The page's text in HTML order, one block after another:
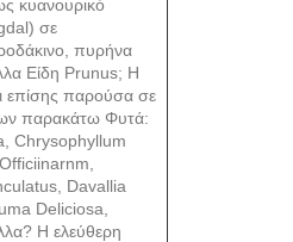
κυανουρικό
σε
πυρήνα
Είδη Prunus; Η
επίσης παρούσα σε
παρακάτω Φυτά:
Chrysophyllum
Davallia
Deliciosa,
Η ελεύθερη